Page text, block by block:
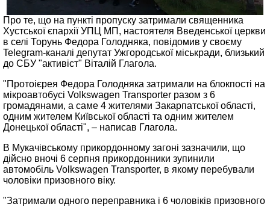
Про те, що на пункті пропуску затримали священника
Хустської єпархії УПЦ МП, настоятеля Введенської церкви
в селі Торунь Федора Голодняка, повідомив у своєму
Telegram-каналі депутат Ужгородської міськради, близький
до СБУ "активіст" Віталій Глагола.
"Протоієрея Федора Голодняка затримали на блокпості на
мікроавтобусі Volkswagen Transporter разом з 6
громадянами, а саме 4 жителями Закарпатської області,
одним жителем Київської області та одним жителем
Донецької області", – написав Глагола.
В Мукачівському прикордонному загоні зазначили, що
дійсно вночі 6 серпня прикордонники зупинили
автомобіль Volkswagen Transporter, в якому перебували
чоловіки призовного віку.
"Затримали одного переправника і 6 чоловіків призовного